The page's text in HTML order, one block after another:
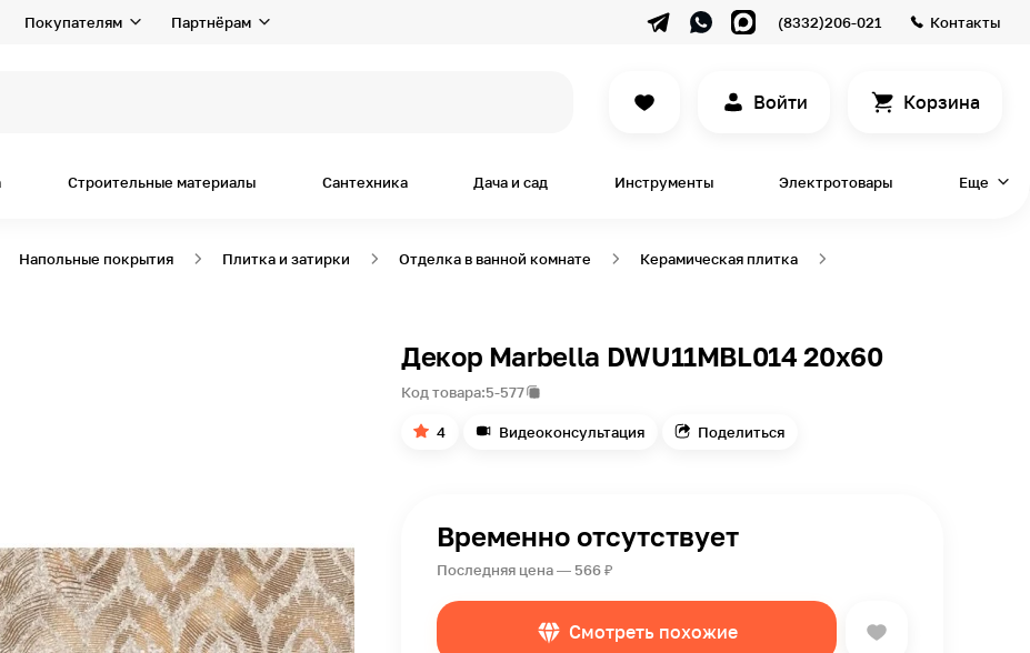
Покупателям Партнёрам (8332)206-021 Контакты
Войти Корзина
Строительные материалы Сантехника Дача и сад Инструменты Электротовары Еще
Напольные покрытия Плитка и затирки Отделка в ванной комнате Керамическая плитка
Декор Marbella DWU11MBL014 20х60
Код товара:5-577
4 Видеоконсультация Поделиться
Временно отсутствует
Последняя цена — 566 ₽
Смотреть похожие